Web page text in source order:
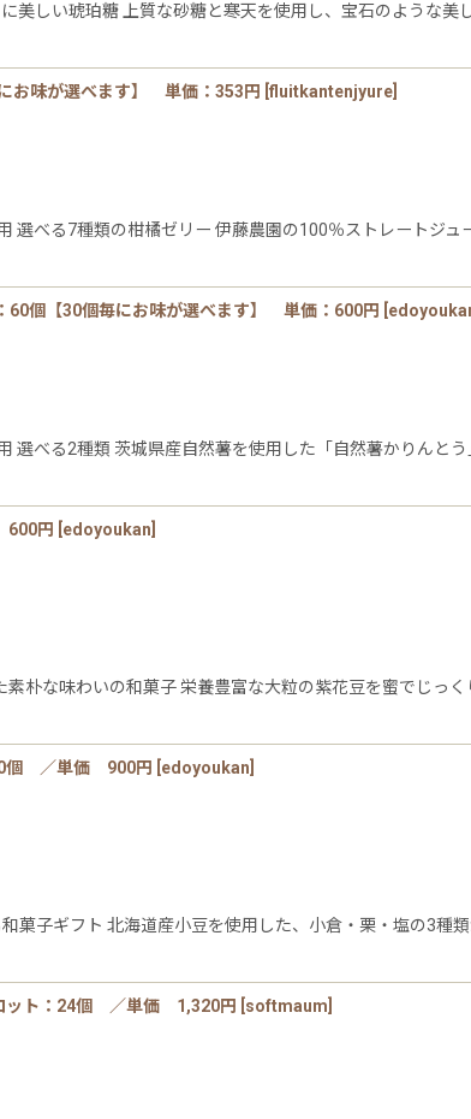
美しい琥珀糖 上質な砂糖と寒天を使用し、宝石のような美
お味が選べます】 単価：353円 fluitkantenjyure
選べる7種類の柑橘ゼリー 伊藤農園の100％ストレートジ
60個【30個毎にお味が選べます】 単価：600円
選べる2種類 茨城県産自然薯を使用した「自然薯かりんと
円 edoyoukan
朴な味わいの和菓子 栄養豊富な大粒の紫花豆を蜜でじっ
個 ／単価 900円 edoyoukan
菓子ギフト 北海道産小豆を使用した、小倉・栗・塩の3種
ット：24個 ／単価 1,320円 [softmaum]